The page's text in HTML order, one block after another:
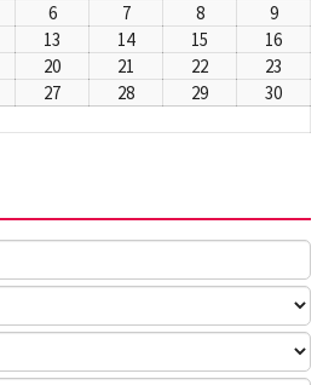
6 7 8
9
13 14 15
16
20 21 22
23
27 28 29
30